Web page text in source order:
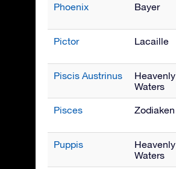
Phoenix Bayer
Pictor Lacaille
Piscis Austrinus
Heavenly
Waters
Pisces Zodiaken
Puppis
Heavenly
Waters